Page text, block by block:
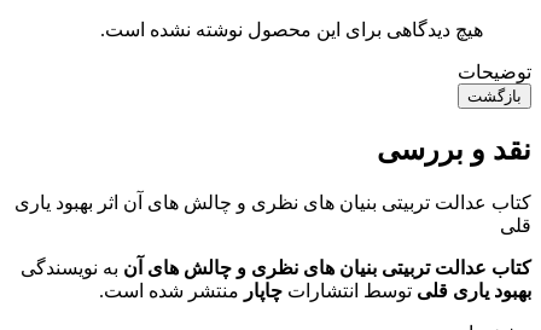
هیچ دیدگاهی برای این محصول نوشته نشده است.
توضیحات
بازگشت
نقد و بررسی
کتاب عدالت تربیتی بنیان های نظری و چالش های آن اثر بهبود یاری
قلی
کتاب عدالت تربیتی بنیان های نظری و چالش های آن به نویسندگی
بهبود یاری قلی توسط انتشارات چاپار منتشر شده است.